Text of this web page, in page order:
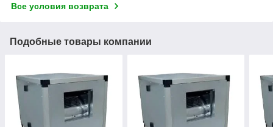
Все условия возврата
Подобные товары компании